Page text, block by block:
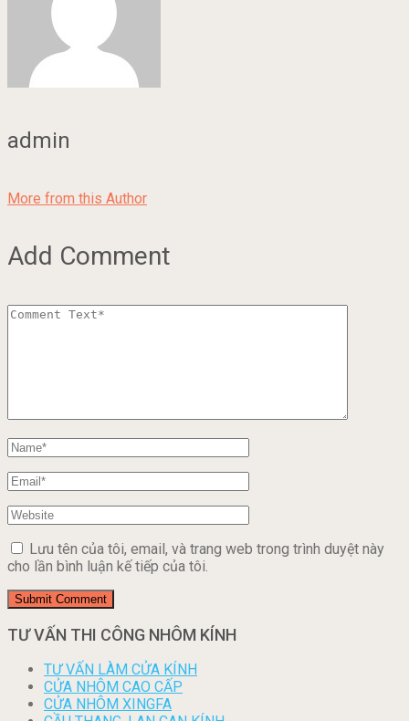
admin
More from this Author
Add Comment
Lưu tên của tôi, email, và trang web trong trình duyệt này
cho lần bình luận kế tiếp của tôi.
TƯ VẤN THI CÔNG NHÔM KÍNH
TƯ VẤN LÀM CỬA KÍNH
CỬA NHÔM CAO CẤP
CỬA NHÔM XINGFA